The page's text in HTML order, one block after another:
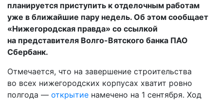
планируется приступить к отделочным работам
уже в ближайшие пару недель. Об этом сообщает
«Нижегородская правда» со ссылкой
на представителя Волго-Вятского банка ПАО
Сбербанк.
Отмечается, что на завершение строительства
во всех нижегородских корпусах хватит ровно
полгода — открытие намечено на 1 сентября. Ход